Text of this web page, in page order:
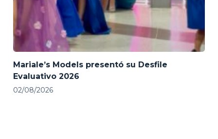
Mariale’s Models presentó su Desfile
Evaluativo 2026
02/08/2026